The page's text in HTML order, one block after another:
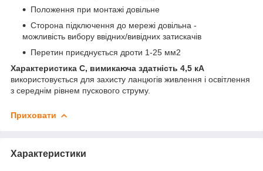
Положення при монтажі довільне
Сторона підключення до мережі довільна -
можливість вибору ввідних/вивідних затискачів
Перетин приєднується дроти 1-25 мм2
Характеристика С, вимикаюча здатність 4,5 кА
використовується для захисту ланцюгів живлення і освітлення
з середнім рівнем пускового струму.
Приховати
Характеристики